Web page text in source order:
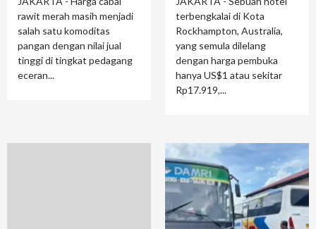
rawit merah masih menjadi
salah satu komoditas
pangan dengan nilai jual
tinggi di tingkat pedagang
eceran...
terbengkalai di Kota
Rockhampton, Australia,
yang semula dilelang
dengan harga pembuka
hanya US$1 atau sekitar
Rp17.919,...